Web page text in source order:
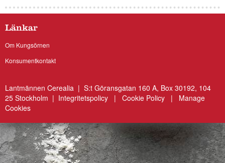
Länkar
Om Kungsörnen
Konsumentkontakt
Lantmännen Cerealia | S:t Göransgatan 160 A, Box 30192, 104
25 Stockholm | Integritetspolicy | Cookie Policy | Manage
Cookies